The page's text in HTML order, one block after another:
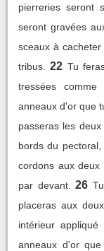
pierreries seront
seront gravées
sceaux à
tribus.
22 Tu
tressées comme
anneaux d'or que
passeras les
bords du pectoral,
cordons aux deux
par devant.
26
placeras aux
intérieur appliqué
anneaux d'or